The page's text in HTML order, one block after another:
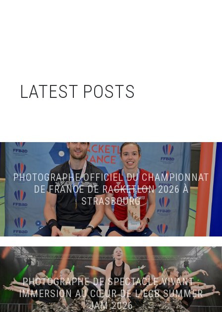
LATEST POSTS
PHOTOGRAPHE OFFICIEL DU CHAMPIONNAT
DE FRANCE DE RACKETLON 2026 À
STRASBOURG
PHOTOGRAPHE DE SPECTACLE VIVANT :
IMMERSION AU CŒUR DE L’ECB SUMMER
JAM 2026